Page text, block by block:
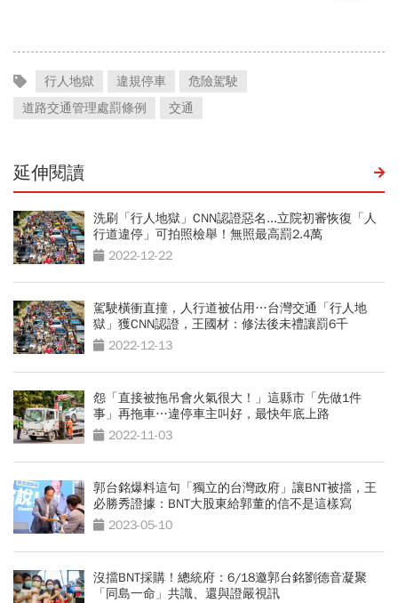
行人地獄 違規停車
危險駕駛
道路交通管理處罰條例
交通
延伸閱讀
洗刷「行人地獄」CNN認證惡名...立院初審恢復「人
行道違停」可拍照檢舉！無照最高罰2.4萬
2022-12-22
駕駛橫衝直撞，人行道被佔用…台灣交通「行人地
獄」獲CNN認證，王國材：修法後未禮讓罰6千
2022-12-13
怨「直接被拖吊會火氣很大！」這縣市「先做1件
事」再拖車…違停車主叫好，最快年底上路
2022-11-03
郭台銘爆料這句「獨立的台灣政府」讓BNT被擋，王
必勝秀證據：BNT大股東給郭董的信不是這樣寫
2023-05-10
沒擋BNT採購！總統府：6/18邀郭台銘劉德音凝聚
「同島一命」共識、還與證嚴視訊